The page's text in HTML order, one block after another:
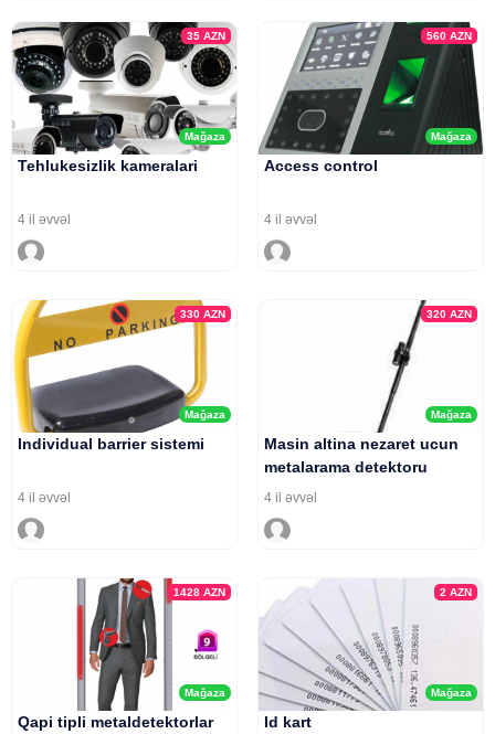
Mağaza
35AZN
Tehlukesizlik kameralari
4 il əvvəl
Mağaza
560 AZN
Access control
4 il əvvəl
Mağaza
330AZN
Individual barrier sistemi
4 il əvvəl
Mağaza
320 AZN
Masin altina nezaret ucun
metalarama detektoru
4 il əvvəl
Mağaza
1428AZN
Qapi tipli metaldetektorlar
Mağaza
2 AZN
Id kart